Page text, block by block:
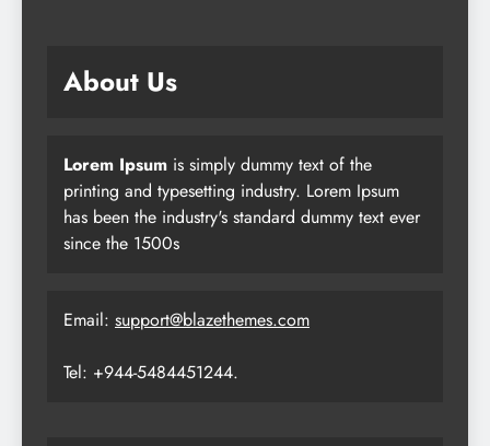
About Us
Lorem Ipsum is simply dummy text of the
printing and typesetting industry. Lorem Ipsum
has been the industry's standard dummy text ever
since the 1500s
Email: support@blazethemes.com
Tel: +944-5484451244.